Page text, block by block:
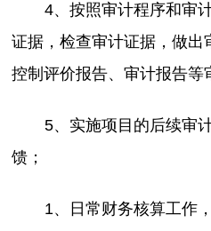
4、按照审计程序和审
证据，检查审计证据，做出
控制评价报告、审计报告等
5、实施项目的后续审
馈；
1、日常财务核算工作